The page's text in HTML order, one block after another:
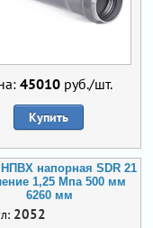
45010 руб./шт.
Купить
напорная SDR 21
1,25 Мпа 500 мм
6260 мм
2052